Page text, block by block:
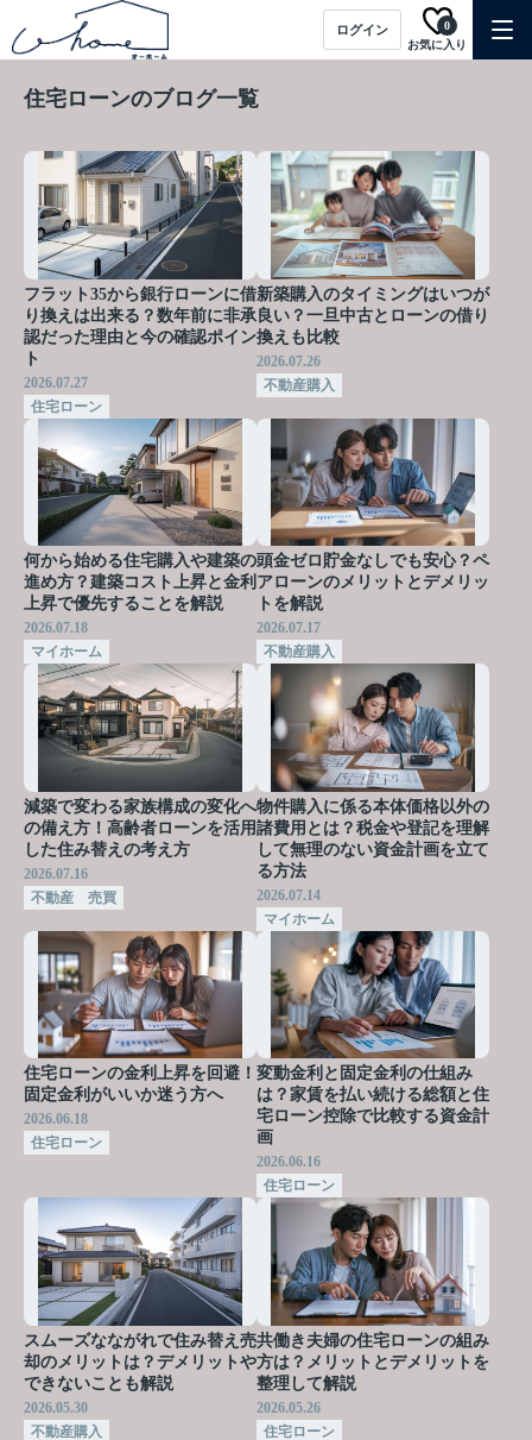
ログイン
お気に入り
0
住宅ローンのブログ一覧
フラット35から銀行ローンに借
り換えは出来る？数年前に非承
認だった理由と今の確認ポイン
ト
2026.07.27
住宅ローン
新築購入のタイミングはいつが
良い？一旦中古とローンの借り
換えも比較
2026.07.26
不動産購入
何から始める住宅購入や建築の
進め方？建築コスト上昇と金利
上昇で優先することを解説
2026.07.18
マイホーム
頭金ゼロ貯金なしでも安心？ペ
アローンのメリットとデメリッ
トを解説
2026.07.17
不動産購入
減築で変わる家族構成の変化へ
の備え方！高齢者ローンを活用
した住み替えの考え方
2026.07.16
不動産 売買
物件購入に係る本体価格以外の
諸費用とは？税金や登記を理解
して無理のない資金計画を立て
る方法
2026.07.14
マイホーム
住宅ローンの金利上昇を回避！
固定金利がいいか迷う方へ
2026.06.18
住宅ローン
変動金利と固定金利の仕組み
は？家賃を払い続ける総額と住
宅ローン控除で比較する資金計
画
2026.06.16
住宅ローン
スムーズなながれで住み替え売
却のメリットは？デメリットや
できないことも解説
2026.05.30
不動産購入
共働き夫婦の住宅ローンの組み
方は？メリットとデメリットを
整理して解説
2026.05.26
住宅ローン